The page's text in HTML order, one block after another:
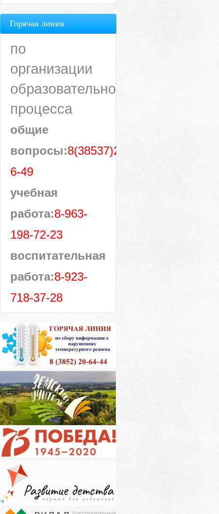
Горячая линия
по
организации
образовательного
процесса
общие
вопросы:8(38537)28-
6-49
учебная
работа:8-963-
198-72-23
воспитательная
работа:8-923-
718-37-28